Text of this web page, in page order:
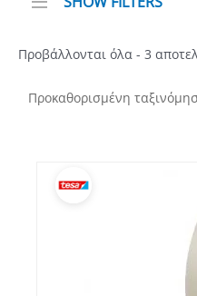
Προβάλλονται όλα - 3